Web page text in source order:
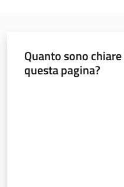
Quanto sono
questa pagina?